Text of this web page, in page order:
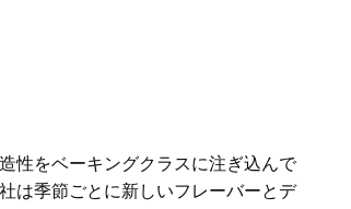
性をベーキングクラスに注ぎ込んで
は季節ごとに新しいフレーバーとデ